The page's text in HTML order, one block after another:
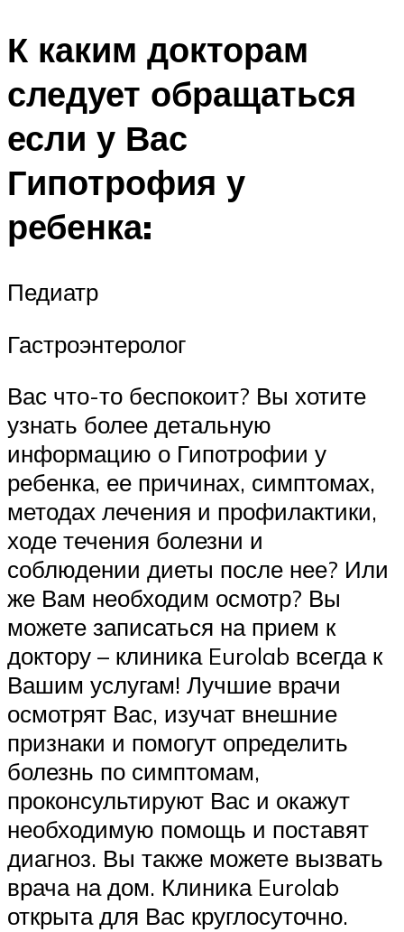
К каким докторам
следует обращаться
если у Вас
Гипотрофия у
ребенка:
Педиатр
Гастроэнтеролог
Вас что-то беспокоит? Вы хотите
узнать более детальную
информацию о Гипотрофии у
ребенка, ее причинах, симптомах,
методах лечения и профилактики,
ходе течения болезни и
соблюдении диеты после нее? Или
же Вам необходим осмотр? Вы
можете записаться на прием к
доктору – клиника Eurolab всегда к
Вашим услугам! Лучшие врачи
осмотрят Вас, изучат внешние
признаки и помогут определить
болезнь по симптомам,
проконсультируют Вас и окажут
необходимую помощь и поставят
диагноз. Вы также можете вызвать
врача на дом. Клиника Eurolab
открыта для Вас круглосуточно.